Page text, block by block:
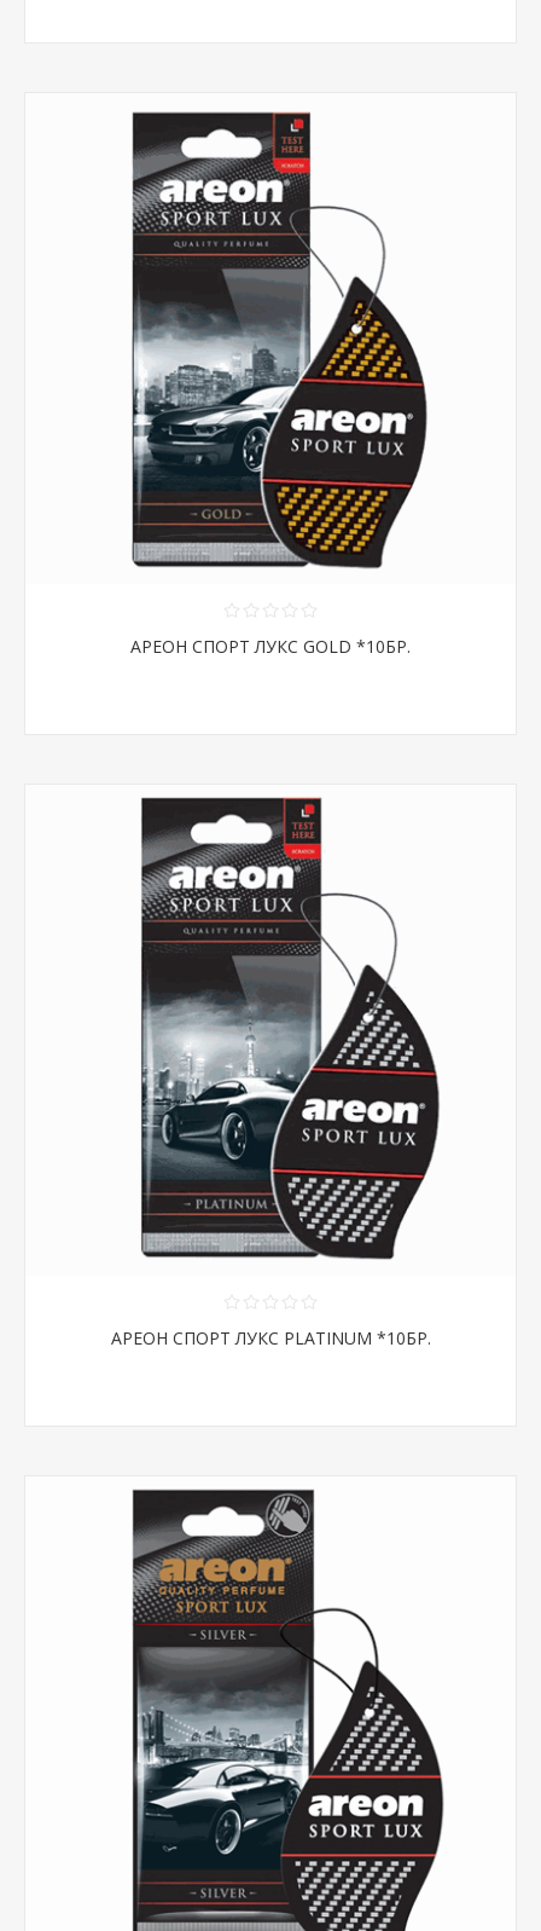
АРЕОН СПОРТ ЛУКС GOLD *10БР.
АРЕОН СПОРТ ЛУКС PLATINUM *10БР.